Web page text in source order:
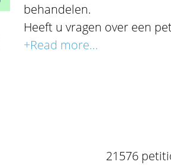
behandelen.
Heeft u vragen over een
+Read more...
21576